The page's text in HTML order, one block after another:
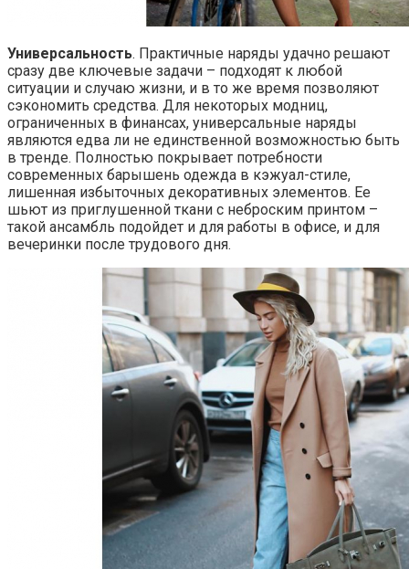
Универсальность. Практичные наряды удачно решают
сразу две ключевые задачи – подходят к любой
ситуации и случаю жизни, и в то же время позволяют
сэкономить средства. Для некоторых модниц,
ограниченных в финансах, универсальные наряды
являются едва ли не единственной возможностью быть
в тренде. Полностью покрывает потребности
современных барышень одежда в кэжуал-стиле,
лишенная избыточных декоративных элементов. Ее
шьют из приглушенной ткани с неброским принтом –
такой ансамбль подойдет и для работы в офисе, и для
вечеринки после трудового дня.